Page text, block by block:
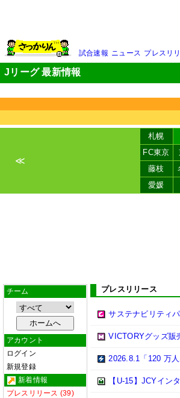
試合速報 ニュース プレスリ
Jリーグ 最新情報
≪
札幌
FC東京
藤枝
愛媛
チーム
アカウント
ログイン
新規登録
新着情報
プレスリリース (39)
プレスリリース
サステナビリティ
VICTORYグッズ販
2026.8.1「120 万
【U-15】JCYイン